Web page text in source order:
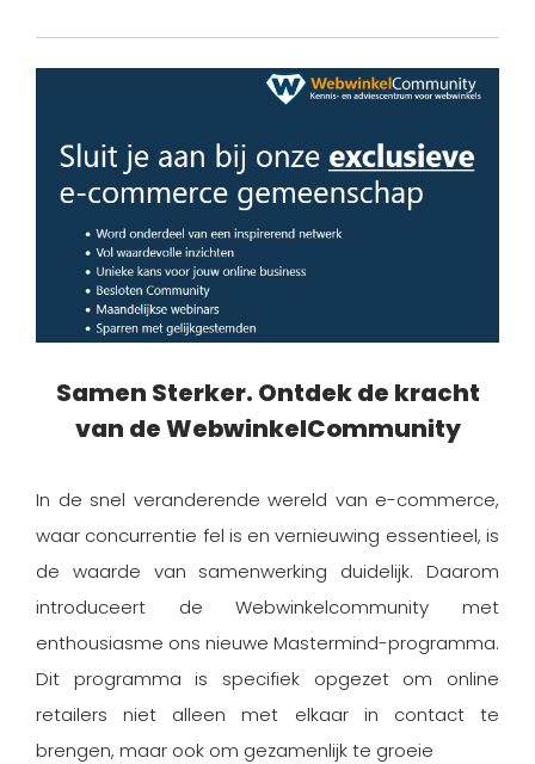
Samen Sterker. Ontdek de kracht
van de WebwinkelCommunity
In de snel veranderende wereld van e-commerce,
waar concurrentie fel is en vernieuwing essentieel, is
de waarde van samenwerking duidelijk. Daarom
introduceert de Webwinkelcommunity met
enthousiasme ons nieuwe Mastermind-programma.
Dit programma is specifiek opgezet om online
retailers niet alleen met elkaar in contact te
brengen, maar ook om gezamenlijk te groeie